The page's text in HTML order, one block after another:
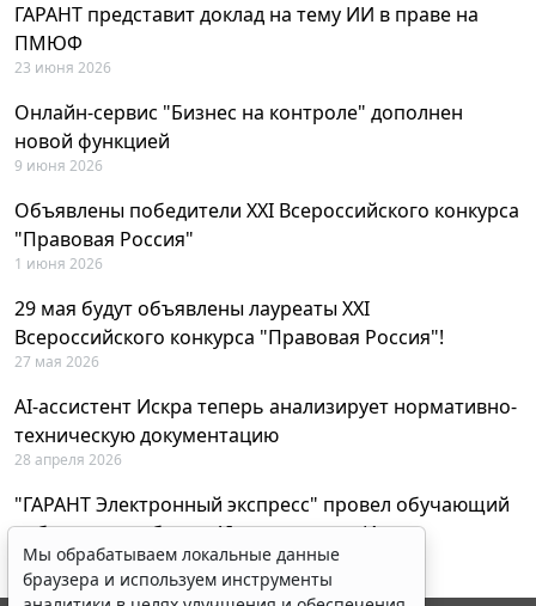
ГАРАНТ представит доклад на тему ИИ в праве на
ПМЮФ
23 июня 2026
Онлайн-сервис "Бизнес на контроле" дополнен
новой функцией
9 июня 2026
Объявлены победители XXI Всероссийского конкурса
"Правовая Россия"
1 июня 2026
29 мая будут объявлены лауреаты XXI
Всероссийского конкурса "Правовая Россия"!
27 мая 2026
AI-ассистент Искра теперь анализирует нормативно-
техническую документацию
28 апреля 2026
"ГАРАНТ Электронный экспресс" провел обучающий
вебинар по работе с AI-ассистентом Искра
23 апреля 2026
Мы обрабатываем локальные данные
браузера и используем инструменты